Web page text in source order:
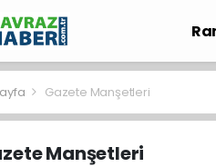
Gazete Manşetleri
Manşetleri